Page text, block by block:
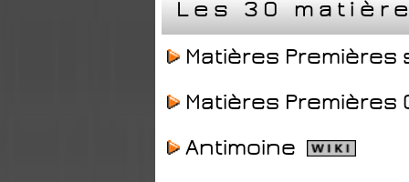
Les 30
Matières
Matières Premières
Antimoine